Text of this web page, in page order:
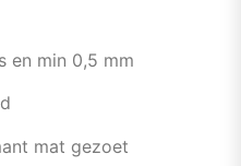
en min 0,5 mm
mat gezoet